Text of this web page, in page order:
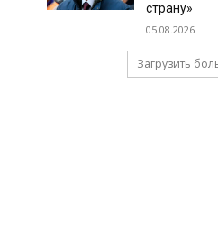
страну»
05.08.2026
Загрузить